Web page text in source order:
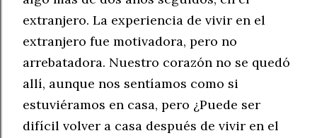
extranjero. La experiencia de vivir en el
extranjero fue motivadora, pero no
arrebatadora. Nuestro corazón no se quedó
allí, aunque nos sentíamos como si
estuviéramos en casa, pero ¿Puede ser
difícil volver a casa después de vivir en el